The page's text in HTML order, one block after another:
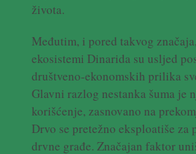
života.
Međutim, i pored takvog
ekosistemi Dinarida su usljed
društveno-ekonomskih prilika
Glavni razlog nestanka šuma je
korišćenje, zasnovano na
Drvo se pretežno eksploatiše za
drvne građe. Značajan faktor